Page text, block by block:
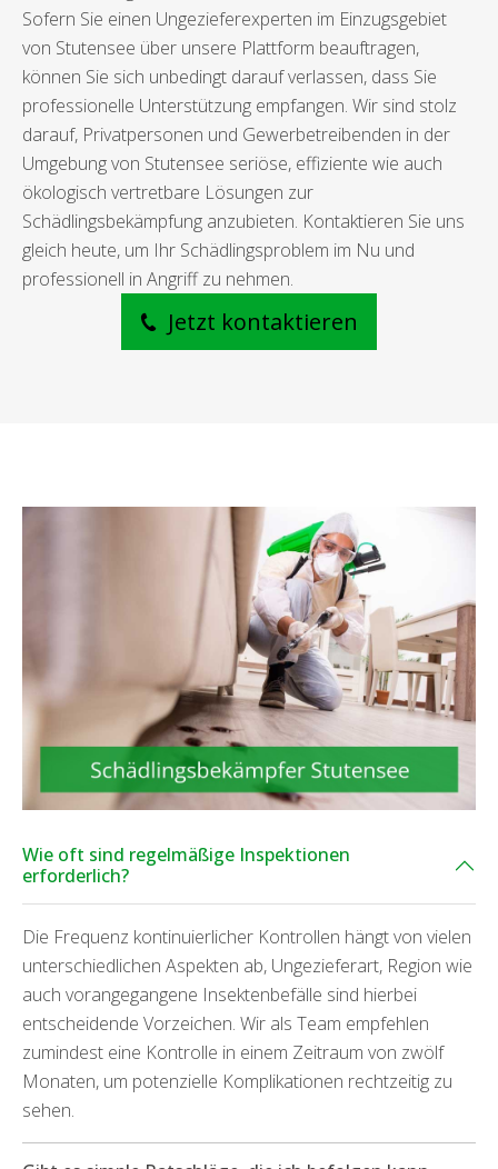
Sofern Sie einen Ungezieferexperten im Einzugsgebiet
von Stutensee über unsere Plattform beauftragen,
können Sie sich unbedingt darauf verlassen, dass Sie
professionelle Unterstützung empfangen. Wir sind stolz
darauf, Privatpersonen und Gewerbetreibenden in der
Umgebung von Stutensee seriöse, effiziente wie auch
ökologisch vertretbare Lösungen zur
Schädlingsbekämpfung anzubieten. Kontaktieren Sie uns
gleich heute, um Ihr Schädlingsproblem im Nu und
professionell in Angriff zu nehmen.
Jetzt kontaktieren
Wie oft sind regelmäßige Inspektionen
erforderlich?
Die Frequenz kontinuierlicher Kontrollen hängt von vielen
unterschiedlichen Aspekten ab, Ungezieferart, Region wie
auch vorangegangene Insektenbefälle sind hierbei
entscheidende Vorzeichen. Wir als Team empfehlen
zumindest eine Kontrolle in einem Zeitraum von zwölf
Monaten, um potenzielle Komplikationen rechtzeitig zu
sehen.